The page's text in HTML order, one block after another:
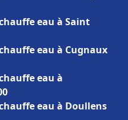
eau à Saint
eau à Cugnaux
eau à
eau à Doullens